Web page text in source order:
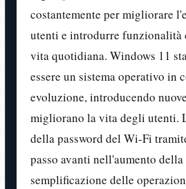
costantemente per migliorare
utenti e introdurre funzionalità
vita quotidiana. Windows 11
essere un sistema operativo in
evoluzione, introducendo
migliorano la vita degli utenti.
della password del Wi-Fi
passo avanti nell'aumento
semplificazione delle